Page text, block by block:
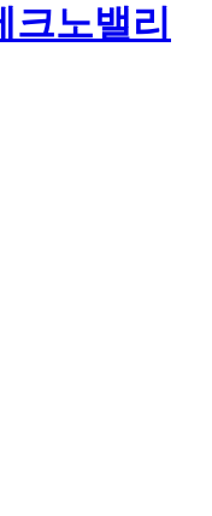
크노밸리